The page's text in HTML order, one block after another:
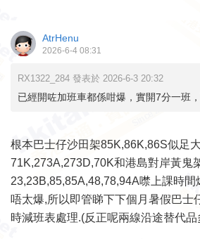
AtrHenu
2026-6-4 08:31
RX1322_284 發表於 2026-6-3 20:32
已經開咗加班車都係咁爆，實開7分一班
根本巴士仔沙田架85K,86K,86S似足
71K,273A,273D,70K和港島對岸黃鬼
23,23B,85,85A,48,78,94A噤上課時
唔太爆,所以即管睇下下個月暑假巴士
時減班表處理.(反正呢兩線沿途替代